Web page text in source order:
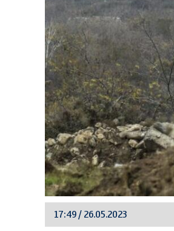
17:49 / 26.05.2023